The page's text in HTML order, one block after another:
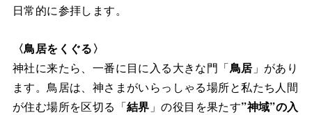
日常的に参拝します。
〈鳥居をくぐる〉
神社に来たら、一番に目に入る大きな門「鳥居 」があり
ます。鳥居は、神さまがいらっしゃる場所と私たち人間
が住む場所を区切る「結界 」の役目を果たす”神域”の入